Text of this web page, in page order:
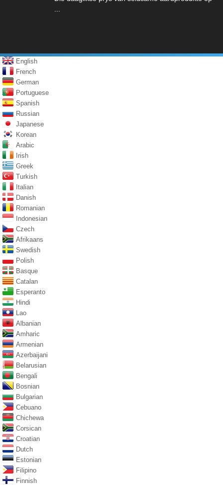
...
English
French
German
Portuguese
Spanish
Russian
Japanese
Korean
Arabic
Irish
Greek
Turkish
Italian
Danish
Romanian
Indonesian
Czech
Afrikaans
Swedish
Polish
Basque
Catalan
Esperanto
Hindi
Lao
Albanian
Amharic
Armenian
Azerbaijani
Belarusian
Bengali
Bosnian
Bulgarian
Cebuano
Chichewa
Corsican
Croatian
Dutch
Estonian
Filipino
Finnish